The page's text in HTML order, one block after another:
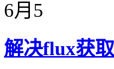
6月 5
解决flux获